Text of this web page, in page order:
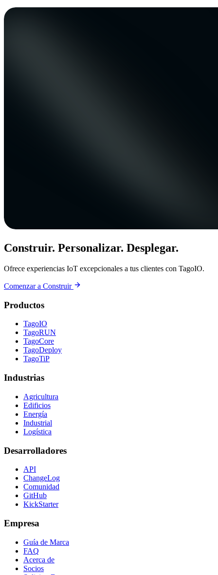
Construir. Personalizar. Desplegar.
Ofrece experiencias IoT excepcionales a tus clientes con TagoIO.
Comenzar a Construir
Productos
TagoIO
TagoRUN
TagoCore
TagoDeploy
TagoTiP
Industrias
Agricultura
Edificios
Energía
Industrial
Logística
Desarrolladores
API
ChangeLog
Comunidad
GitHub
KickStarter
Empresa
Guía de Marca
FAQ
Acerca de
Socios